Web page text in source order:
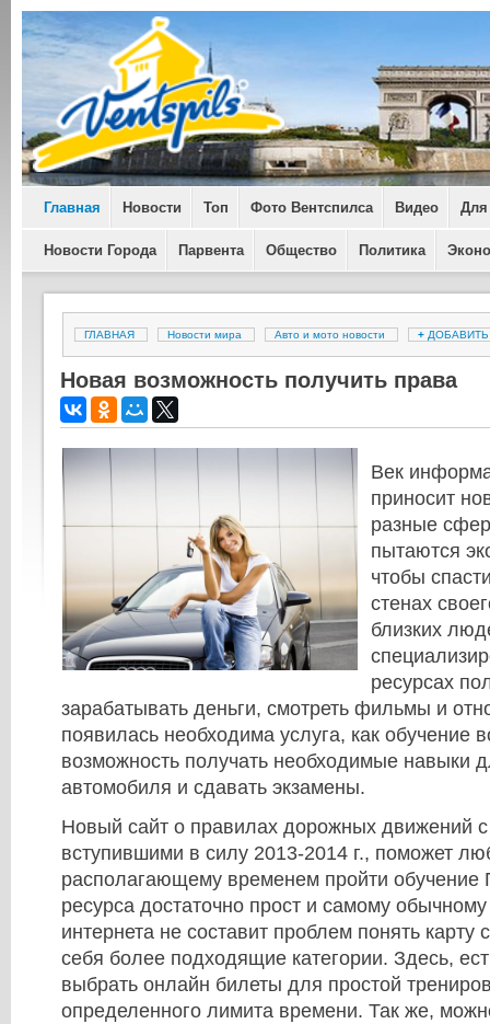
Главная Новости Топ Фото Вентспилса Видео Для
Новости Города Парвента Общество Политика
ГЛАВНАЯ Новости мира Авто и мото новости +
Новая возможность получить права
Век
приносит
разные
пытаются
чтобы
стенах
близких
ресурсах
зарабатывать деньги, смотреть фильмы и
появилась необходима услуга, как обучение
возможность получать необходимые навыки
автомобиля и сдавать экзамены.
Новый сайт о правилах дорожных движений
вступившими в силу 2013-2014 г., поможет
располагающему временем пройти
ресурса достаточно прост и самому
интернета не составит проблем понять карту
себя более подходящие категории. Здесь,
выбрать онлайн билеты для простой
определенного лимита времени. Так же,